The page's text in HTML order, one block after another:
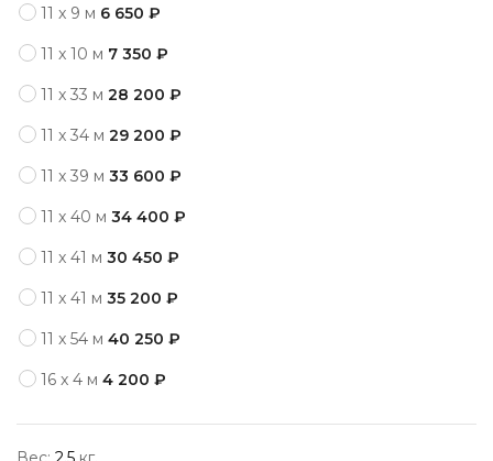
11 x 9 м 6 650 ₽
11 x 10 м 7 350 ₽
11 x 33 м 28 200 ₽
11 x 34 м 29 200 ₽
11 x 39 м 33 600 ₽
11 x 40 м 34 400 ₽
11 x 41 м 30 450 ₽
11 x 41 м 35 200 ₽
11 x 54 м 40 250 ₽
16 x 4 м 4 200 ₽